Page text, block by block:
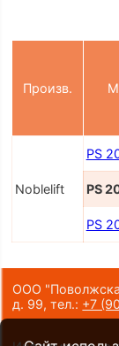
Произв.
Noblelift
PS
PS
PS
ООО
д. 99,тел.: +7